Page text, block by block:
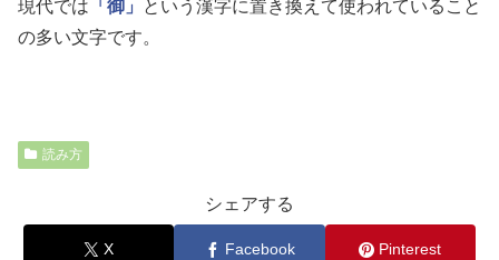
現代では 「御」
という漢字に置き換えて使われていること
の多い文字です。
読み方
シェアする
X Facebook Pinterest